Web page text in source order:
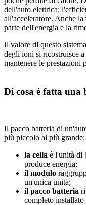
dell'auto elettrica:
all'acceleratore. Anche la
parte dell'energia e la
Il valore di questo
degli ioni si ricostruisce
mantenere le prestazioni
Di cosa è fatta una
Il pacco batteria di
più piccolo al più grande:
la cella è l'unità di
produce energia;
il modulo
un'unica unità;
il pacco batteria
completo